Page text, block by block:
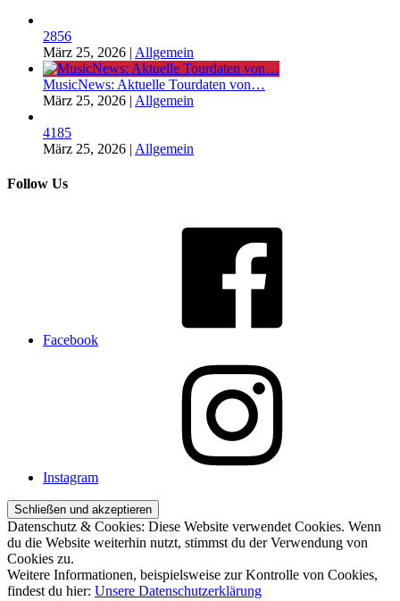
2856
März 25, 2026 | Allgemein
MusicNews: Aktuelle Tourdaten von…
März 25, 2026 | Allgemein
4185
März 25, 2026 | Allgemein
Follow Us
Facebook
Instagram
Datenschutz & Cookies: Diese Website verwendet Cookies. Wenn
du die Website weiterhin nutzt, stimmst du der Verwendung von
Cookies zu.
Weitere Informationen, beispielsweise zur Kontrolle von Cookies,
findest du hier: Unsere Datenschutzerklärung